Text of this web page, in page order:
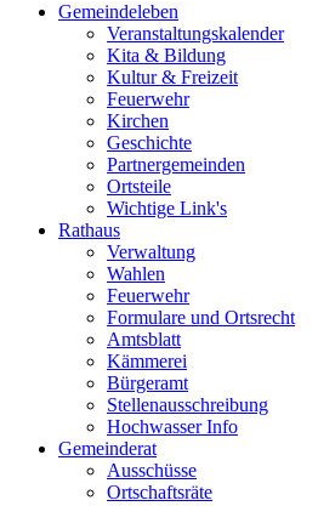
Gemeindeleben
Veranstaltungskalender
Kita & Bildung
Kultur & Freizeit
Feuerwehr
Kirchen
Geschichte
Partnergemeinden
Ortsteile
Wichtige Link's
Rathaus
Verwaltung
Wahlen
Feuerwehr
Formulare und Ortsrecht
Amtsblatt
Kämmerei
Bürgeramt
Stellenausschreibung
Hochwasser Info
Gemeinderat
Ausschüsse
Ortschaftsräte